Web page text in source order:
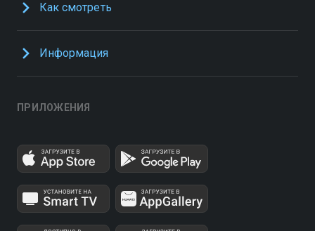
Как смотреть
Информация
ПРИЛОЖЕНИЯ